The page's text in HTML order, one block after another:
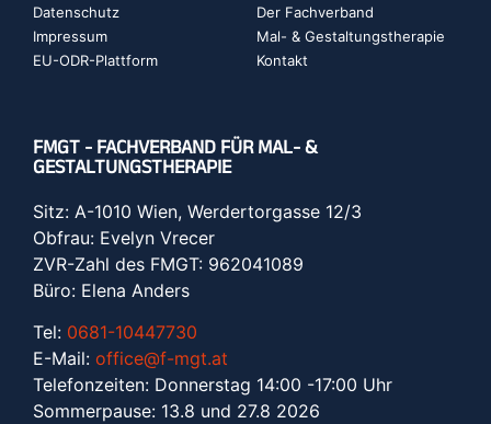
Datenschutz
Impressum
EU-ODR-Plattform
Der Fachverband
Mal- & Gestaltungstherapie
Kontakt
FMGT - FACHVERBAND FÜR MAL- &
GESTALTUNGSTHERAPIE
Sitz: A-1010 Wien, Werdertorgasse 12/3
Obfrau: Evelyn Vrecer
ZVR-Zahl des FMGT: 962041089
Büro: Elena Anders
Tel: 0681-10447730
E-Mail: office@f-mgt.at
Telefonzeiten: Donnerstag 14:00 -17:00 Uhr
Sommerpause: 13.8 und 27.8 2026